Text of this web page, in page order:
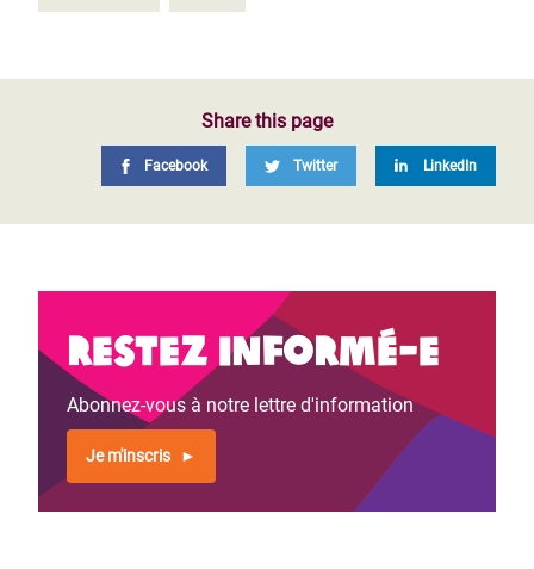
Share this page
Facebook Twitter LinkedIn
Restez informé-e
Abonnez-vous à notre lettre d'information
Je m'inscris